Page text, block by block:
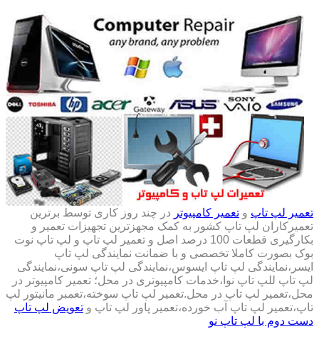
تعمیر لپ تاپ و تعمیر کامپیوتر در چند روز کاری توسط برترین
تعمیرکاران لپ تاپ کشور به کمک مجهزترین تجهیزات تعمیر و
بکارگیری قطعات 100 درصد اصل و تعمیر لپ تاپ و لپ تاپ نوت
بوک بصورت کاملا تخصصی و با ضمانت نمایندگی لپ تاپ
ایسر،نمایندگی لپ تاپ ایسوس،نمایندگی لپ تاپ سونی،نمایندگی
لپ تاپ للپ تاپ نوا،خدمات کامپیوتری در محل؛ تعمیر کامپیوتر در
محل،تعمیر لپ تاپ در محل.تعمیر لپ تاپ سوخته،تعمبر مانیتور لپ
تاپ،تعمیر لپ تاپ آب خورده،تعمیر پاور لپ تاپ و تعویض لپ تاپ
دست دوم با لپ تاپ نو